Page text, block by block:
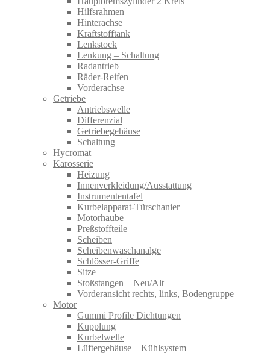
Hilfsrahmen
Hinterachse
Kraftstofftank
Lenkstock
Lenkung – Schaltung
Radantrieb
Räder-Reifen
Vorderachse
Getriebe
Antriebswelle
Differenzial
Getriebegehäuse
Schaltung
Hycromat
Karosserie
Heizung
Innenverkleidung/Ausstattung
Instrumententafel
Kurbelapparat-Türschanier
Motorhaube
Preßstoffteile
Scheiben
Scheibenwaschanalge
Schlösser-Griffe
Sitze
Stoßstangen – Neu/Alt
Vorderansicht rechts, links, Bodengruppe
Motor
Gummi Profile Dichtungen
Kupplung
Kurbelwelle
Lüftergehäuse – Kühlsystem